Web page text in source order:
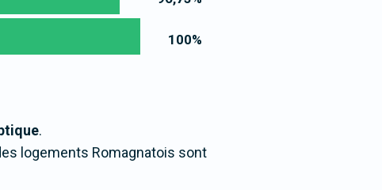
100%
.
logements Romagnatois sont